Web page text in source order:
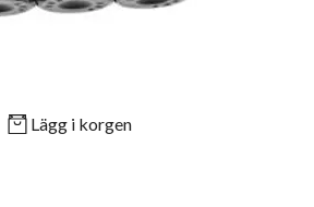
Lägg i korgen